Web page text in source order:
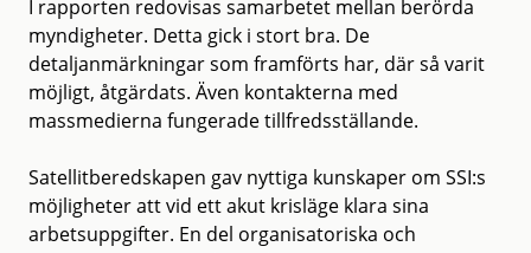
I rapporten redovisas samarbetet mellan berörda
myndigheter. Detta gick i stort bra. De
detaljanmärkningar som framförts har, där så varit
möjligt, åtgärdats. Även kontakterna med
massmedierna fungerade tillfredsställande.
Satellitberedskapen gav nyttiga kunskaper om SSI:s
möjligheter att vid ett akut krisläge klara sina
arbetsuppgifter. En del organisatoriska och